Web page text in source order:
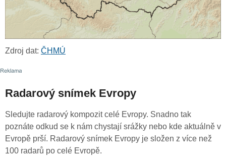
Zdroj dat: ČHMÚ
Radarový snímek Evropy
Sledujte radarový kompozit celé Evropy. Snadno tak
poznáte odkud se k nám chystají srážky nebo kde aktuálně v
Evropě prší. Radarový snímek Evropy je složen z více než
100 radarů po celé Evropě.